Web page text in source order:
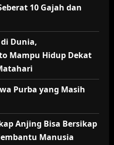
10 Gajah dan
Dunia,
Mampu Hidup Dekat
Purba yang Masih
Anjing Bisa Bersikap
Manusia